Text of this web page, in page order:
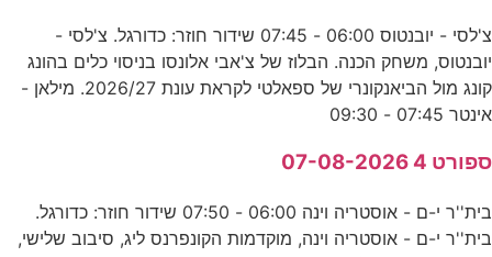
צ'לסי - יובנטוס 06:00 - 07:45 שידור חוזר: כדורגל. צ'לסי -
יובנטוס, משחק הכנה. הבלוז של צ'אבי אלונסו בניסוי כלים בהונג
קונג מול הביאנקונרי של ספאלטי לקראת עונת 2026/27. מילאן -
אינטר 07:45 - 09:30
ספורט 4 07-08-2026
בית''ר י-ם - אוסטריה וינה 06:00 - 07:50 שידור חוזר: כדורגל.
בית''ר י-ם - אוסטריה וינה, מוקדמות הקונפרנס ליג, סיבוב שלישי,